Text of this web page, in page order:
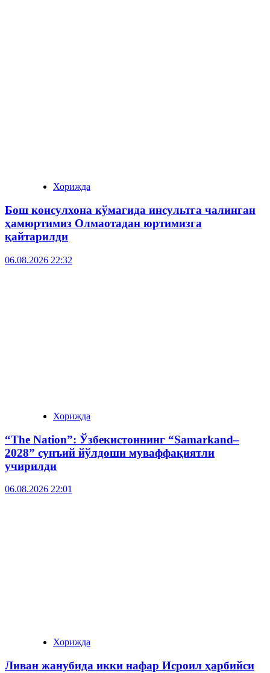
Хорижда
Бош консулхона кўмагида инсультга чалинган
ҳамюртимиз Олмаотадан юртимизга
қайтарилди
06.08.2026 22:32
Хорижда
“The Nation”: Ўзбекистоннинг “Samarkand–
2028” сунъий йўлдоши муваффақиятли
учирилди
06.08.2026 22:01
Хорижда
Ливан жанубида икки нафар Исроил ҳарбийси